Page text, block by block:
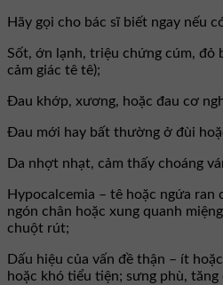
Hãy gọi cho bác sĩ biết ngay nếu
Sốt, ớn lạnh, triệu chứng cúm, đỏ
cảm giác tê tê);
Đau khớp, xương, hoặc đau cơ
Đau mới hay bất thường ở đùi
Da nhợt nhạt, cảm thấy choáng
Hypocalcemia – tê hoặc ngứa ran
ngón chân hoặc xung quanh
chuột rút;
Dấu hiệu của vấn đề thận – ít
hoặc khó tiểu tiện; sưng phù, tăng